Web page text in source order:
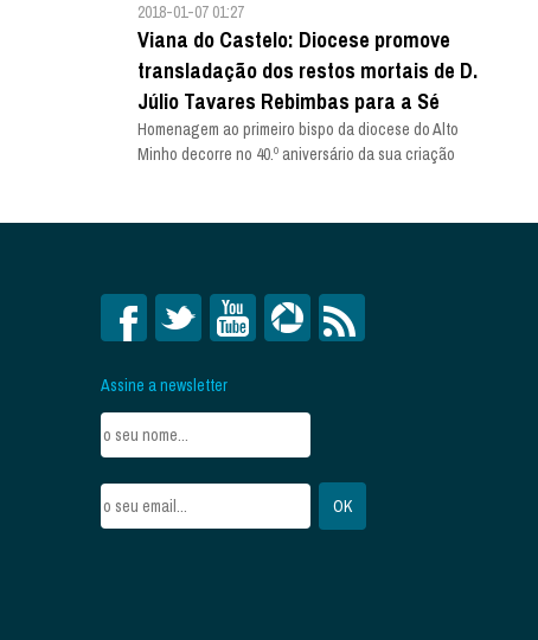
2018-01-07 01:27
Viana do Castelo: Diocese promove
transladação dos restos mortais de D.
Júlio Tavares Rebimbas para a Sé
Homenagem ao primeiro bispo da diocese do Alto
Minho decorre no 40.º aniversário da sua criação
Assine a newsletter